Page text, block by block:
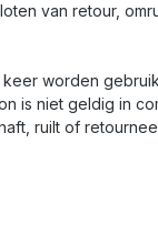
van retour,
worden
is niet geldig in
ruilt of